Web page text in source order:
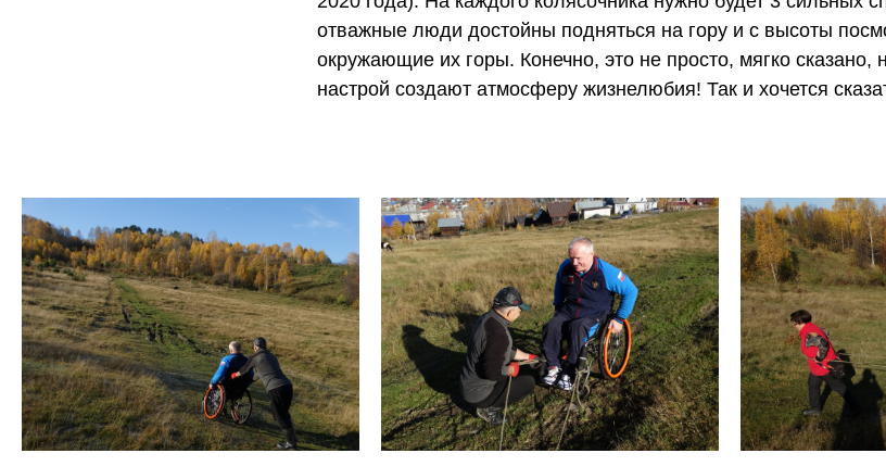
отважные люди достойны подняться на гору и с высоты
окружающие их горы. Конечно, это не просто, мягко сказано,
настрой создают атмосферу жизнелюбия! Так и хочется